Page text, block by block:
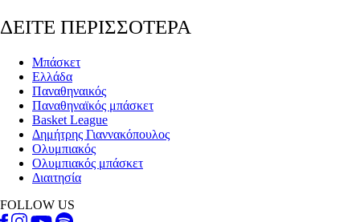
ΔΕΙΤΕ ΠΕΡΙΣΣΟΤΕΡΑ
Μπάσκετ
Ελλάδα
Παναθηναικός
Παναθηναϊκός μπάσκετ
Basket League
Δημήτρης Γιαννακόπουλος
Ολυμπιακός
Ολυμπιακός μπάσκετ
Διαιτησία
FOLLOW US